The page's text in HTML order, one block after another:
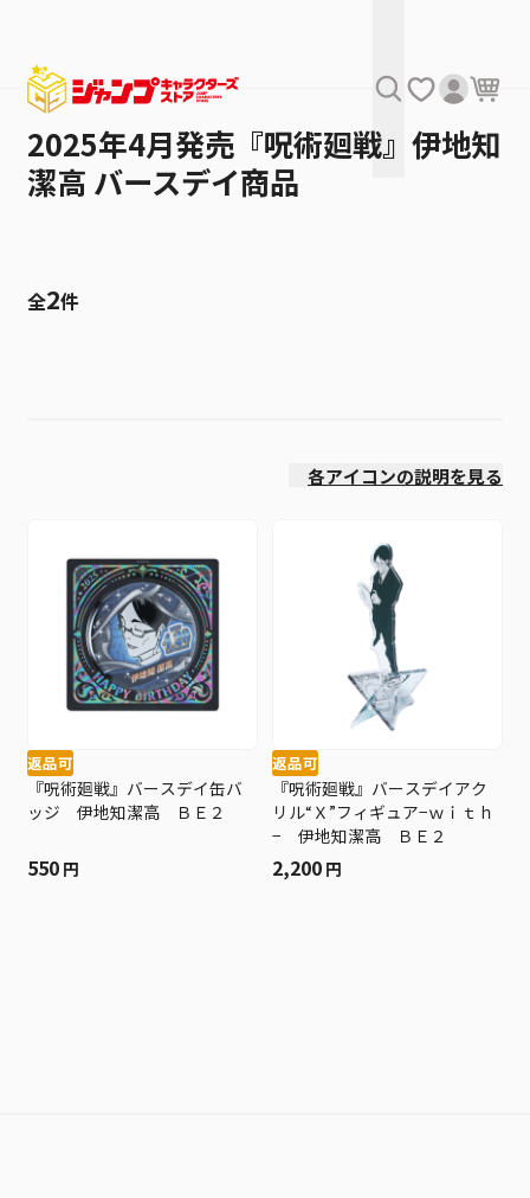
2025年4月発売『呪術廻戦』伊地知
潔高 バースデイ商品
全2件
各アイコンの説明を見る
返品可
『呪術廻戦』バースデイ缶バ
ッジ 伊地知潔高 ＢＥ２
550 円
返品可
『呪術廻戦』バースデイアク
リル“Ｘ”フィギュア−ｗｉｔｈ
− 伊地知潔高 ＢＥ２
2,200 円